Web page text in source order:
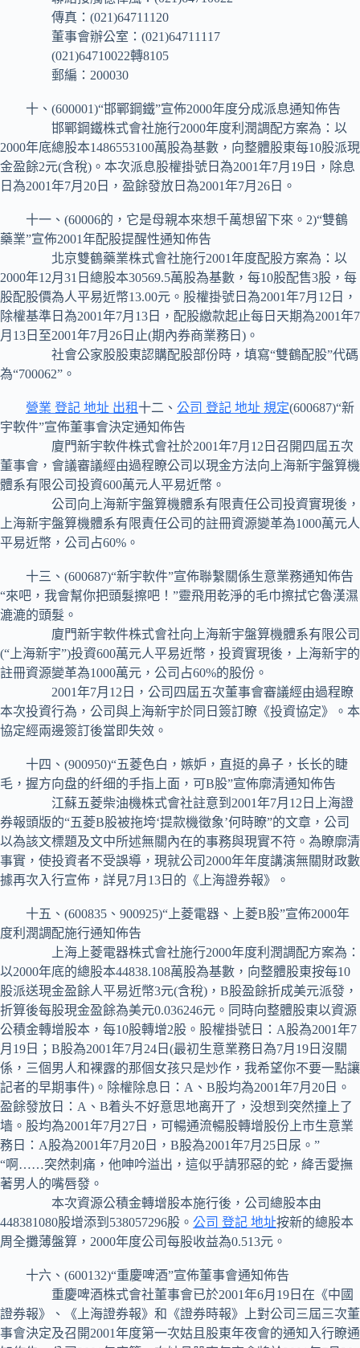
傳真：(021)64711120
董事會辦公室：(021)64711117
(021)64710022轉8105
郵編：200030
十、(600001)“邯鄲鋼鐵”宣佈2000年度分成派息通知佈告
邯鄲鋼鐵株式會社施行2000年度利潤調配方案為：以
2000年底總股本1486553100萬股為基數，向整體股東每10股派現
金盈餘2元(含稅)。本次派息股權掛號日為2001年7月19日，除息
日為2001年7月20日，盈餘發放日為2001年7月26日。
十一、(60006的，它是母親本來想千萬想留下來。2)“雙鶴
藥業”宣佈2001年配股提醒性通知佈告
北京雙鶴藥業株式會社施行2001年度配股方案為：以
2000年12月31日總股本30569.5萬股為基數，每10股配售3股，每
股配股價為人平易近幣13.00元。股權掛號日為2001年7月12日，
除權基準日為2001年7月13日，配股繳款起止每日天期為2001年7
月13日至2001年7月26日止(期內券商業務日)。
社會公家股股東認購配股部份時，填寫“雙鶴配股”代碼
為“700062”。
營業 登記 地址 出租十二、 公司 登記 地址 規定(600687)“新
宇軟件”宣佈董事會決定通知佈告
廈門新宇軟件株式會社於2001年7月12日召開四屆五次
董事會，會議審議經由過程瞭公司以現金方法向上海新宇盤算機
體系有限公司投資600萬元人平易近幣。
公司向上海新宇盤算機體系有限責任公司投資實現後，
上海新宇盤算機體系有限責任公司的註冊資源變革為1000萬元人
平易近幣，公司占60%。
十三、(600687)“新宇軟件”宣佈聯繫關係生意業務通知佈告
“來吧，我會幫你把頭髮擦吧！”靈飛用乾淨的毛巾擦拭它魯漢濕
漉漉的頭髮。
廈門新宇軟件株式會社向上海新宇盤算機體系有限公司
(“上海新宇”)投資600萬元人平易近幣，投資實現後，上海新宇的
註冊資源變革為1000萬元，公司占60%的股份。
2001年7月12日，公司四屆五次董事會審議經由過程瞭
本次投資行為，公司與上海新宇於同日簽訂瞭《投資協定》。本
協定經兩邊簽訂後當即失效。
十四、(900950)“五菱色白，嫉妒，直挺的鼻子，长长的睫
毛，握方向盘的纤细的手指上面，可B股”宣佈廓清通知佈告
江蘇五菱柴油機株式會社註意到2001年7月12日上海證
券報頭版的“五菱B股被拖垮‘提款機徵象’何時瞭”的文章，公司
以為該文標題及文中所述無關內在的事務與現實不符。為瞭廓清
事實，使投資者不受誤導，現就公司2000年年度講演無關財政數
據再次入行宣佈，詳見7月13日的《上海證券報》。
十五、(600835、900925)“上菱電器、上菱B股”宣佈2000年
度利潤調配施行通知佈告
上海上菱電器株式會社施行2000年度利潤調配方案為：
以2000年底的總股本44838.108萬股為基數，向整體股東按每10
股派送現金盈餘人平易近幣3元(含稅)，B股盈餘折成美元派發，
折算後每股現金盈餘為美元0.036246元。同時向整體股東以資源
公積金轉增股本，每10股轉增2股。股權掛號日：A股為2001年7
月19日；B股為2001年7月24日(最初生意業務日為7月19日沒關
係，三個男人和裸露的那個女孩只是炒作，我希望你不要一點讓
記者的早期事件)。除權除息日：A、B股均為2001年7月20日。
盈餘發放日：A、B着头不好意思地离开了，没想到突然撞上了
墙。股均為2001年7月27日，可暢通流暢股轉增股份上市生意業
務日：A股為2001年7月20日，B股為2001年7月25日尿。”
“啊……突然刺痛，他呻吟溢出，這似乎請邪惡的蛇，絳舌愛撫
著男人的嘴唇發。
本次資源公積金轉增股本施行後，公司總股本由
448381080股增添到538057296股。 公司 登記 地址按新的總股本
周全攤薄盤算，2000年度公司每股收益為0.513元。
十六、(600132)“重慶啤酒”宣佈董事會通知佈告
重慶啤酒株式會社董事會已於2001年6月19日在《中國
證券報》、《上海證券報》和《證券時報》上對公司三屆三次董
事會決定及召開2001年度第一次姑且股東年夜會的通知入行瞭通